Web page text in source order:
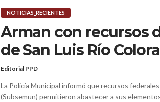
NOTICIAS_RECIENTES
Arman con recursos
de San Luis Río
Editorial PPD
La Policía Municipal informó que recursos
(Subsemun) permitieron abastecer a sus